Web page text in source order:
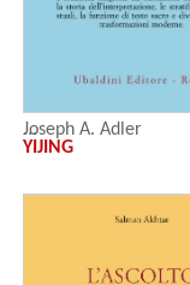
Joseph A. Adler
YIJING